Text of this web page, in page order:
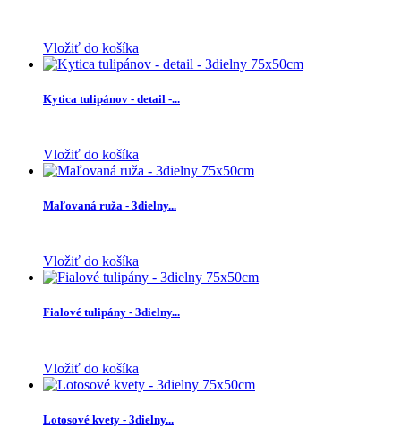
Vložiť do košíka
Kytica tulipánov - detail -...
Vložiť do košíka
Maľovaná ruža - 3dielny...
Vložiť do košíka
Fialové tulipány - 3dielny...
Vložiť do košíka
Lotosové kvety - 3dielny...